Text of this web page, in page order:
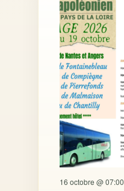
16 octobre @ 07:00